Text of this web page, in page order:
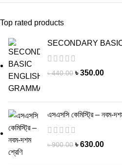
Top rated products
SECONDARY
৳440.00 ৳350.00
এসএসসি কেমিস্ট্রি – নবম-
৳900.00 ৳630.00